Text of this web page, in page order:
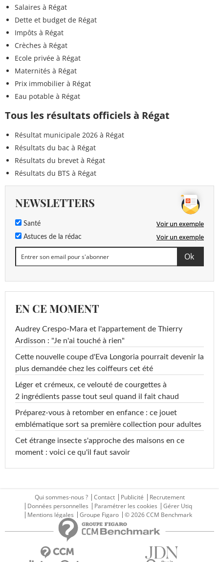
Salaires à Régat
Dette et budget de Régat
Impôts à Régat
Crèches à Régat
Ecole privée à Régat
Maternités à Régat
Prix immobilier à Régat
Eau potable à Régat
Tous les résultats officiels à Régat
Résultat municipale 2026 à Régat
Résultats du bac à Régat
Résultats du brevet à Régat
Résultats du BTS à Régat
NEWSLETTERS
Santé Voir un exemple
Astuces de la rédac Voir un exemple
EN CE MOMENT
Audrey Crespo-Mara et l'appartement de Thierry
Ardisson : "Je n'ai touché à rien"
Cette nouvelle coupe d'Eva Longoria pourrait devenir la
plus demandée chez les coiffeurs cet été
Léger et crémeux, ce velouté de courgettes à
2 ingrédients passe tout seul quand il fait chaud
Préparez-vous à retomber en enfance : ce jouet
emblématique sort sa première collection pour adultes
Cet étrange insecte s'approche des maisons en ce
moment : voici ce qu'il faut savoir
Qui sommes-nous ? Contact Publicité
Recrutement
Données personnelles
Paramétrer les cookies
Gérer Utiq
Mentions légales
Groupe Figaro © 2026 CCM Benchmark